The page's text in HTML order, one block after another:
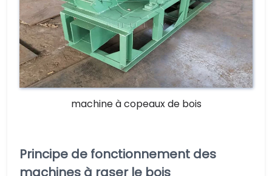
machine à copeaux de bois
Principe de fonctionnement des
machines à raser le bois